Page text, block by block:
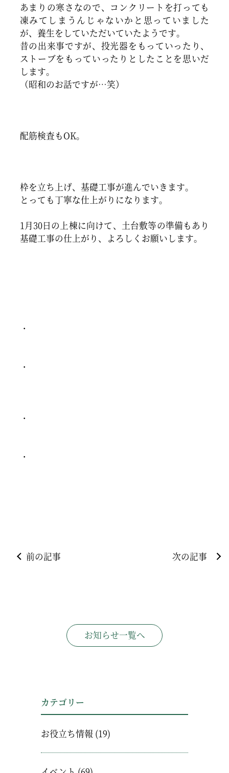
あまりの寒さなので、コンクリートを打っても
凍みてしまうんじゃないかと思っていました
が、養生をしていただいていたようです。
昔の出来事ですが、投光器をもっていったり、
ストーブをもっていったりとしたことを思いだ
します。
（昭和のお話ですが…笑）
配筋検査もOK。
枠を立ち上げ、基礎工事が進んでいきます。
とっても丁寧な仕上がりになります。
1月30日の上棟に向けて、土台敷等の準備もあり
基礎工事の仕上がり、よろしくお願いします。
・
・
・
・
前の記事 次の記事
お知らせ一覧へ
カテゴリー
お役立ち情報 (19)